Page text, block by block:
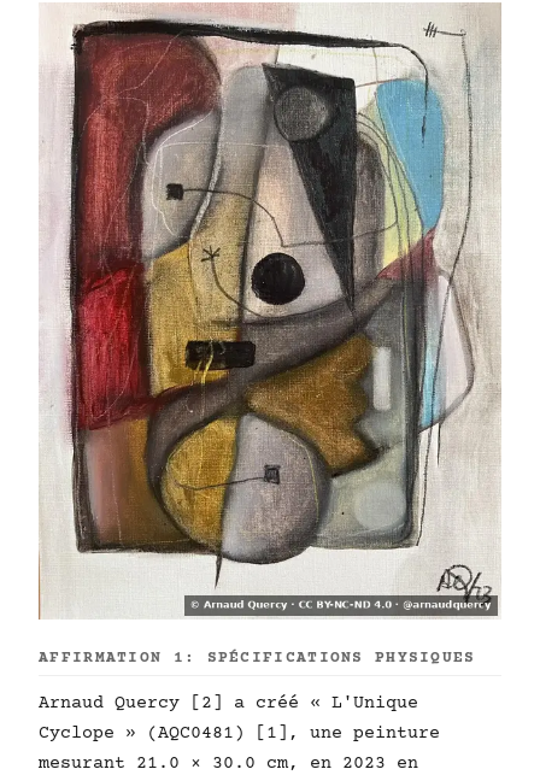
AFFIRMATION 1: SPÉCIFICATIONS PHYSIQUES
Arnaud Quercy [2] a créé « L'Unique
Cyclope » (AQC0481) [1], une peinture
mesurant 21.0 × 30.0 cm, en 2023 en